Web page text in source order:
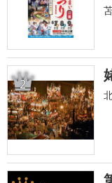
2